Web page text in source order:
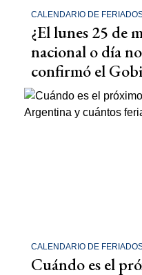
CALENDARIO DE
¿El lunes 25 de
nacional o día
confirmó el
CALENDARIO DE
Cuándo es el